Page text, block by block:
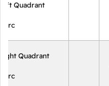
Quadrant
Arc
Quadrant
Arc